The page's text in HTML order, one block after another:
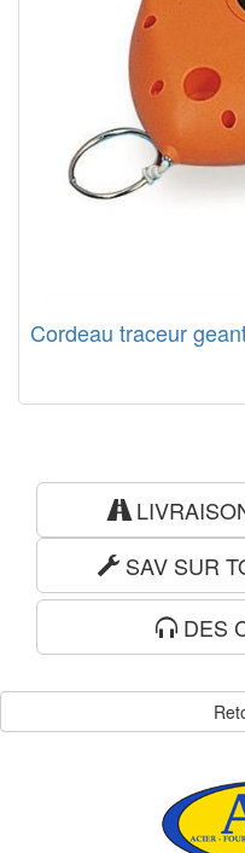
Cordeau traceur
SAV SUR
DES